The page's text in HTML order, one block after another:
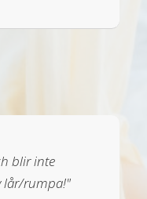
blir inte
lår/rumpa!"